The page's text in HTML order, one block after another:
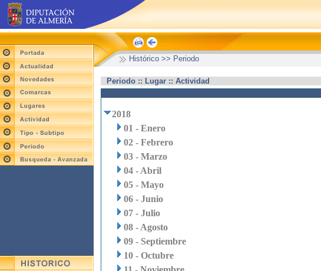
Histórico >> Periodo
Periodo :: Lugar :: Actividad
2018
01 - Enero
02 - Febrero
03 - Marzo
04 - Abril
05 - Mayo
06 - Junio
07 - Julio
08 - Agosto
09 - Septiembre
10 - Octubre